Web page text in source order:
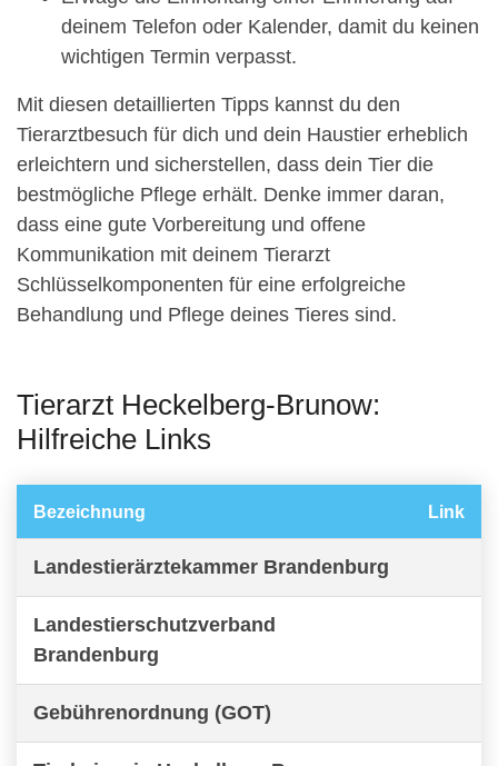
deinem Telefon oder Kalender, damit du keinen
wichtigen Termin verpasst.
Mit diesen detaillierten Tipps kannst du den
Tierarztbesuch für dich und dein Haustier erheblich
erleichtern und sicherstellen, dass dein Tier die
bestmögliche Pflege erhält. Denke immer daran,
dass eine gute Vorbereitung und offene
Kommunikation mit deinem Tierarzt
Schlüsselkomponenten für eine erfolgreiche
Behandlung und Pflege deines Tieres sind.
Tierarzt Heckelberg-Brunow:
Hilfreiche Links
Bezeichnung Link
Landestierärztekammer Brandenburg
Landestierschutzverband
Brandenburg
Gebührenordnung (GOT)